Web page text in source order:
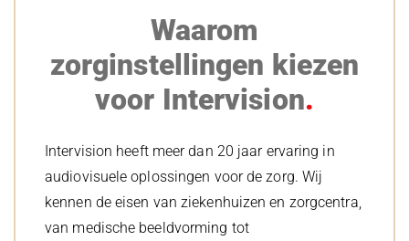
Waarom
zorginstellingen kiezen
voor Intervision
Intervision heeft meer dan 20 jaar ervaring in
audiovisuele oplossingen voor de zorg. Wij
kennen de eisen van ziekenhuizen en zorgcentra,
van medische beeldvorming tot